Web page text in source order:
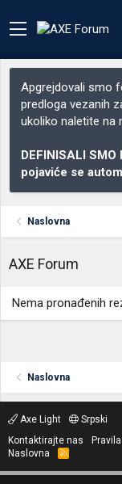
Apgrejdovali smo
predloga vezanih
ukoliko naletite na
DEFINISALI
pojaviće se
Naslovna
AXE Forum
Nema pronađenih
Naslovna
Axe Light
Srpski
Kontaktirajte nas
Naslovna
R
S